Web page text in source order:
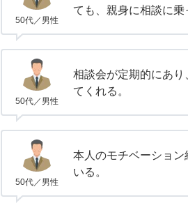
50代／男性
ても、親身に相談に乗
50代／男性
相談会が定期的にあ
てくれる。
50代／男性
本人のモチベーショ
いる。